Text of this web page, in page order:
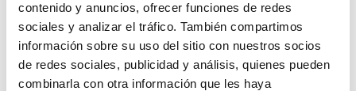
contenido y anuncios, ofrecer funciones de redes
sociales y analizar el tráfico. También compartimos
información sobre su uso del sitio con nuestros socios
de redes sociales, publicidad y análisis, quienes pueden
combinarla con otra información que les haya
Home Workers Segurisur